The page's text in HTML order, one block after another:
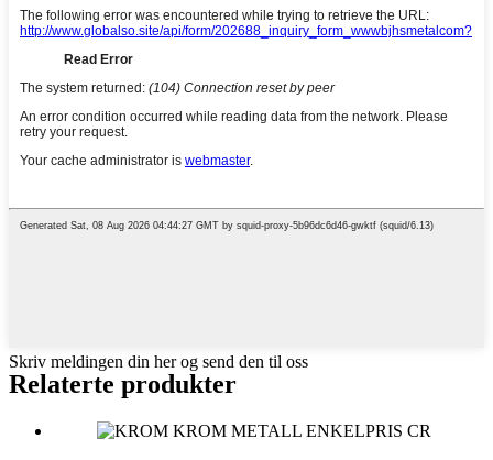
Skriv meldingen din her og send den til oss
Relaterte produkter